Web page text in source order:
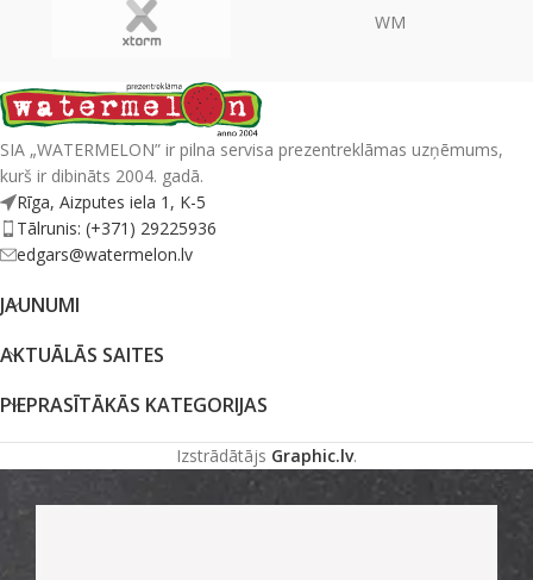
WM
SIA „WATERMELON” ir pilna servisa prezentreklāmas uzņēmums,
kurš ir dibināts 2004. gadā.
Rīga, Aizputes iela 1, K-5
Tālrunis: (+371) 29225936
edgars@watermelon.lv
JAUNUMI
AKTUĀLĀS SAITES
PIEPRASĪTĀKĀS KATEGORIJAS
Izstrādātājs Graphic.lv.